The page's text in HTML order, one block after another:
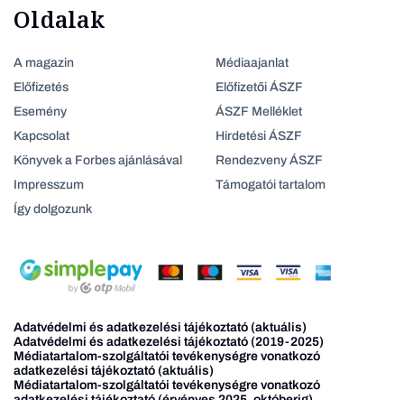
Oldalak
A magazin
Előfizetés
Esemény
Kapcsolat
Könyvek a Forbes ajánlásával
Impresszum
Így dolgozunk
Médiaajanlat
Előfizetői ÁSZF
ÁSZF Melléklet
Hirdetési ÁSZF
Rendezveny ÁSZF
Támogatói tartalom
Adatvédelmi és adatkezelési tájékoztató (aktuális)
Adatvédelmi és adatkezelési tájékoztató (2019-2025)
Médiatartalom-szolgáltatói tevékenységre vonatkozó
adatkezelési tájékoztató (aktuális)
Médiatartalom-szolgáltatói tevékenységre vonatkozó